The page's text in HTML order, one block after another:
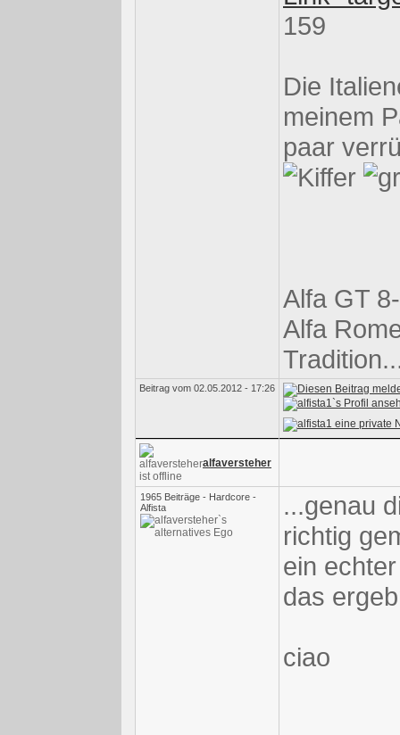
159
Die
meinem
paar
Alfa GT
Alfa
Beitrag vom 02.05.2012 - 17:26
alfaversteher
1965 Beiträge - Hardcore -
Alfista
...genau
richtig
ein
das
ciao